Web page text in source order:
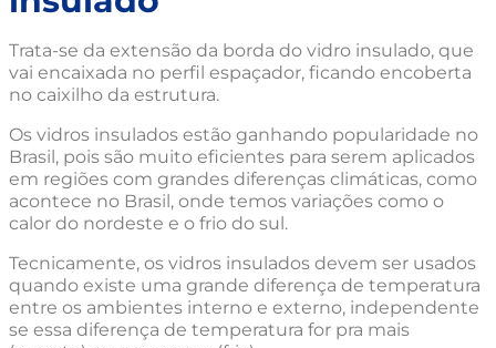
Trata-se da extensão da borda do vidro insulado, que
vai encaixada no perfil espaçador, ficando encoberta
no caixilho da estrutura.
Os vidros insulados estão ganhando popularidade no
Brasil, pois são muito eficientes para serem aplicados
em regiões com grandes diferenças climáticas, como
acontece no Brasil, onde temos variações como o
calor do nordeste e o frio do sul.
Tecnicamente, os vidros insulados devem ser usados
quando existe uma grande diferença de temperatura
entre os ambientes interno e externo, independente
se essa diferença de temperatura for pra mais